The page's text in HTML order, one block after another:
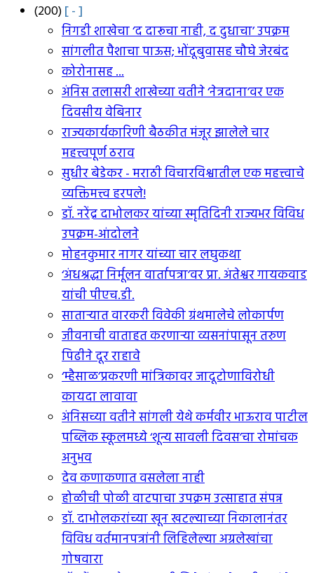
(200)[ - ]
निगडी शाखेचा ‘द दारूचा नाही, द दुधाचा’ उपक्रम
सांगलीत पैशाचा पाऊस; भोंदूबुवासह चौघे जेरबंद
कोरोनासह ...
अंनिस तलासरी शाखेच्या वतीने ‘नेत्रदाना’वर एक
दिवसीय वेबिनार
राज्यकार्यकारिणी बैठकीत मंजूर झालेले चार
महत्त्वपूर्ण ठराव
सुधीर बेडेकर - मराठी विचारविश्वातील एक महत्त्वाचे
व्यक्तिमत्त्व हरपले!
डॉ. नरेंद्र दाभोलकर यांच्या स्मृतिदिनी राज्यभर विविध
उपक्रम-आंदोलने
मोहनकुमार नागर यांच्या चार लघुकथा
‘अंधश्रद्धा निर्मूलन वार्तापत्रा’वर प्रा. अंतेश्वर गायकवाड
यांची पीएच.डी.
सातार्‍यात वारकरी विवेकी ग्रंथमालेचे लोकार्पण
जीवनाची वाताहत करणार्‍या व्यसनांपासून तरुण
पिढीने दूर राहावे
‘म्हैसाळ’प्रकरणी मांत्रिकावर जादूटोणाविरोधी
कायदा लावावा
अंनिसच्या वतीने सांगली येथे कर्मवीर भाऊराव पाटील
पब्लिक स्कूलमध्ये ‘शून्य सावली दिवस’चा रोमांचक
अनुभव
देव कणाकणात वसलेला नाही
होळीची पोळी वाटपाचा उपक्रम उत्साहात संपन्न
डॉ. दाभोलकरांच्या खून खटल्याच्या निकालानंतर
विविध वर्तमानपत्रांनी लिहिलेल्या अग्रलेखांचा
गोषवारा